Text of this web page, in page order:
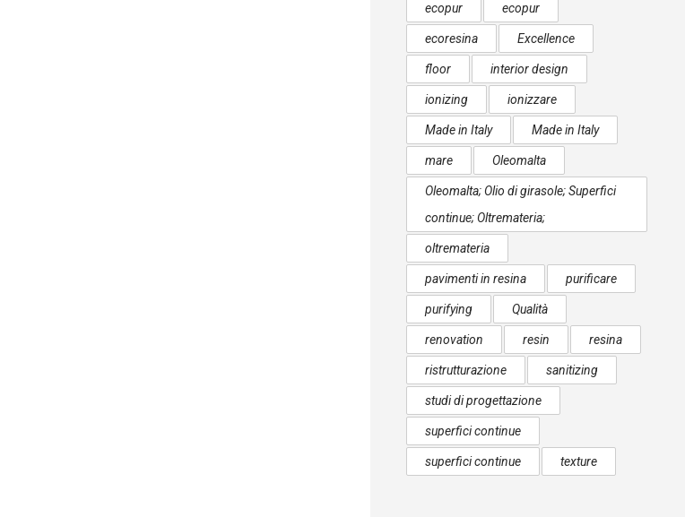
ecopur ecopur
ecoresina Excellence
floor interior design
ionizing ionizzare
Made in Italy Made in Italy
mare Oleomalta
Oleomalta; Olio di girasole; Superfici
continue; Oltremateria;
oltremateria
pavimenti in resina purificare
purifying Qualità
renovation resin resina
ristrutturazione sanitizing
studi di progettazione
superfici continue
superfici continue texture